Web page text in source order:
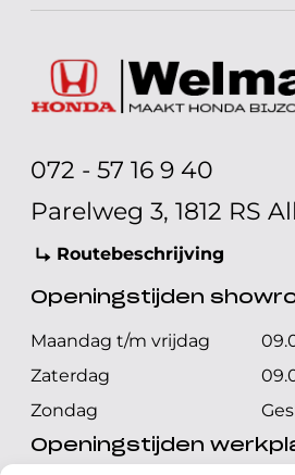
072 - 57 16 9 40
Parelweg 3, 1812 RS
Routebeschrijving
Openingstijden
Maandag t/m vrijdag
Zaterdag
Zondag
Openingstijden